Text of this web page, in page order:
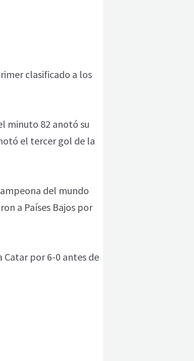
clasificado a los
minuto 82 anotó su
el tercer gol de la
del mundo
a Países Bajos por
Catar por 6-0 antes de